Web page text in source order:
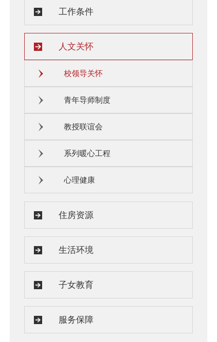
服务保障
工作条件
人文关怀
校领导关怀
青年导师制度
教授联谊会
系列暖心工程
心理健康
住房资源
生活环境
子女教育
服务保障